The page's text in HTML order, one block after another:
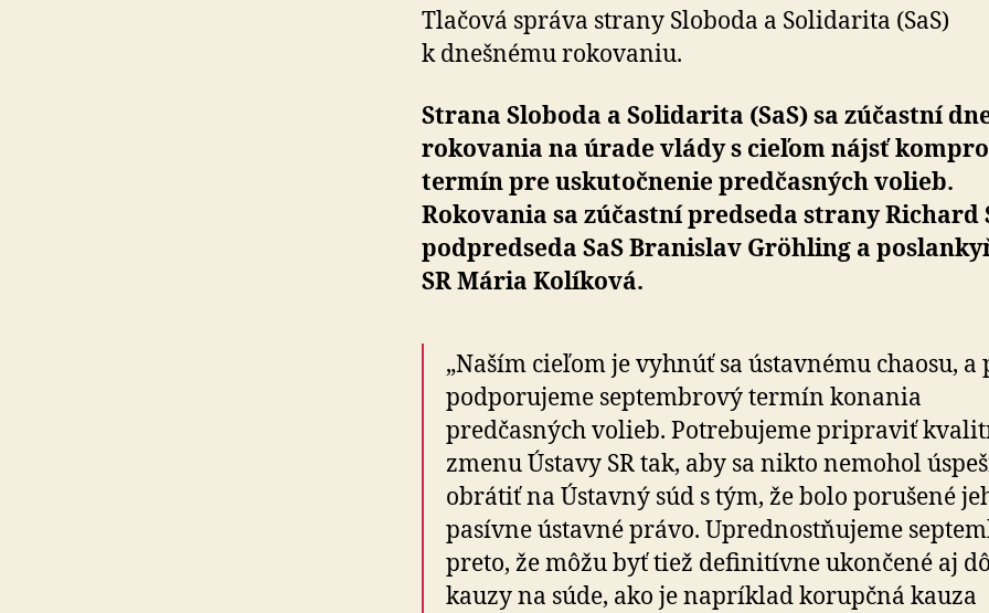
Tlačová správa strany Sloboda a Solidarita (SaS)
k dnešnému rokovaniu.
Strana Sloboda a Solidarita (SaS) sa zúčastní
rokovania na úrade vlády s cieľom nájsť
termín pre uskutočnenie predčasných volieb.
Rokovania sa zúčastní predseda strany Richard
podpredseda SaS Branislav Gröhling a
SR Mária Kolíková.
„Naším cieľom je vyhnúť sa ústavnému chaosu, a
podporujeme septembrový termín konania
predčasných volieb. Potrebujeme pripraviť
zmenu Ústavy SR tak, aby sa nikto nemohol
obrátiť na Ústavný súd s tým, že bolo porušené
pasívne ústavné právo. Uprednostňujeme
preto, že môžu byť tiež definitívne ukončené aj
kauzy na súde, ako je napríklad korupčná kauza